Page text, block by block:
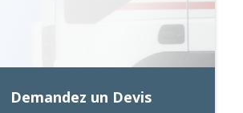
Demandez un Devis